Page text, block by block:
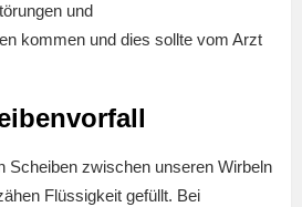
und
kommen und dies sollte vom Arzt
Scheiben zwischen unseren Wirbeln
Flüssigkeit gefüllt. Bei